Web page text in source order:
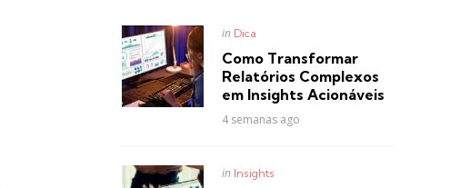
Posted
in Dica
Como Transformar
Relatórios Complexos
em Insights Acionáveis
4 semanas ago
Posted
in Insights